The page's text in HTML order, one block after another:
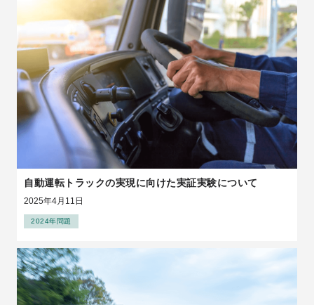
自動運転トラックの実現に向けた実証実験について
2025年4月11日
2024年問題